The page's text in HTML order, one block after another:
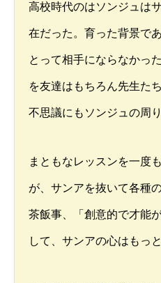
高校時代のはソンジュは
在だった。育った背景で
とって相手にならなかっ
を友達はもちろん先生た
不思議にもソンジュの周
まともなレッスンを一度
が、サンアを抜いて各種
茶飯事、「創意的で才能
して、サンアの心はもっ